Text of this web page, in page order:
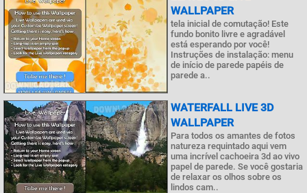
WALLPAPER
tela inicial de comutação! Este
fundo bonito livre e agradável
está esperando por você!
Instruções de instalação: menu
de início de parede papéis de
parede a..
WATERFALL LIVE 3D
WALLPAPER
Para todos os amantes de fotos
natureza requintado aqui vem
uma incrível cachoeira 3d ao vivo
papel de parede. Se você gostaria
de relaxar os olhos sobre os
lindos cam..